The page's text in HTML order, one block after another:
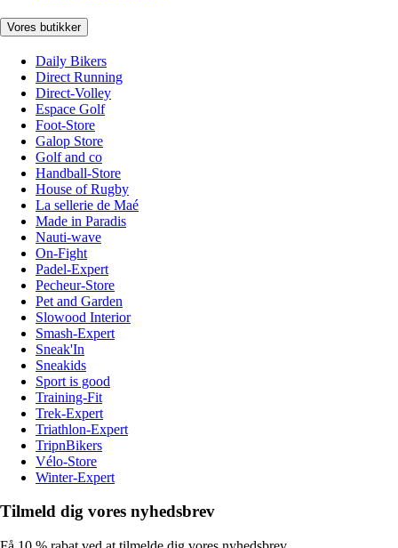
Vores butikker
Daily Bikers
Direct Running
Direct-Volley
Espace Golf
Foot-Store
Galop Store
Golf and co
Handball-Store
House of Rugby
La sellerie de Maé
Made in Paradis
Nauti-wave
On-Fight
Padel-Expert
Pecheur-Store
Pet and Garden
Slowood Interior
Smash-Expert
Sneak'In
Sneakids
Sport is good
Training-Fit
Trek-Expert
Triathlon-Expert
TripnBikers
Vélo-Store
Winter-Expert
Tilmeld dig vores nyhedsbrev